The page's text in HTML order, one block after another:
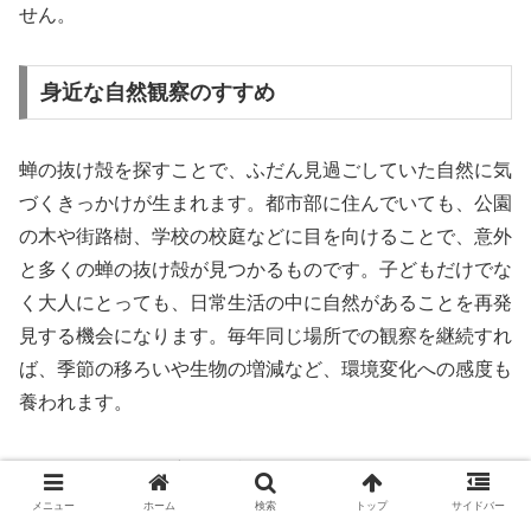
せん。
身近な自然観察のすすめ
蝉の抜け殻を探すことで、ふだん見過ごしていた自然に気
づくきっかけが生まれます。都市部に住んでいても、公園
の木や街路樹、学校の校庭などに目を向けることで、意外
と多くの蝉の抜け殻が見つかるものです。子どもだけでな
く大人にとっても、日常生活の中に自然があることを再発
見する機会になります。毎年同じ場所での観察を継続すれ
ば、季節の移ろいや生物の増減など、環境変化への感度も
養われます。
このような自然観察は、特別な道具がなくても始められる
という手軽さが魅力です。記録ノートを作って見つけた数
メニュー ホーム 検索 トップ サイドバー